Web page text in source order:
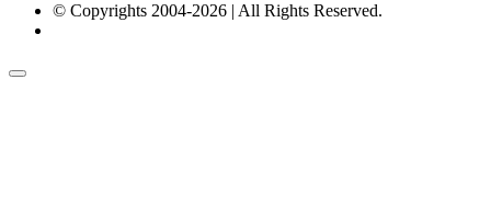
© Copyrights 2004-2026 | All Rights Reserved.